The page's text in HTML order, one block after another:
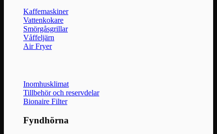
Kaffemaskiner
Vattenkokare
Smörgåsgrillar
Våffeljärn
Air Fryer
Inomhusklimat
Tillbehör och reservdelar
Bionaire Filter
Fyndhörna